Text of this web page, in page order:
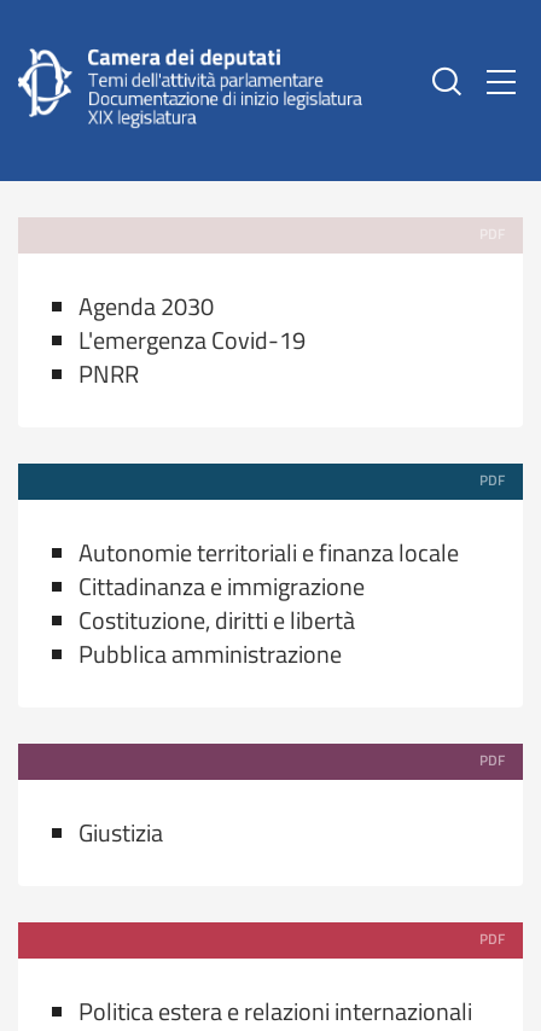
Agenda 2030
L'emergenza Covid-19
PNRR
PDF
Autonomie territoriali e finanza locale
Cittadinanza e immigrazione
Costituzione, diritti e libertà
Pubblica amministrazione
PDF
Giustizia
PDF
Politica estera e relazioni internazionali